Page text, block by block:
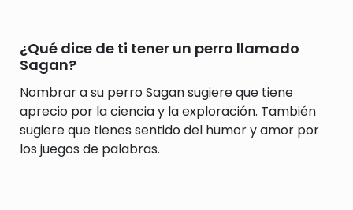
¿Qué dice de ti tener un perro llamado
Sagan?
Nombrar a su perro Sagan sugiere que tiene
aprecio por la ciencia y la exploración. También
sugiere que tienes sentido del humor y amor por
los juegos de palabras.